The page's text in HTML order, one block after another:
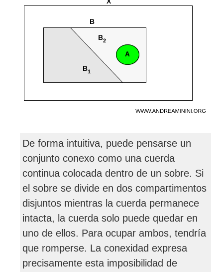
De forma intuitiva, puede pensarse un
conjunto conexo como una cuerda
continua colocada dentro de un sobre. Si
el sobre se divide en dos compartimentos
disjuntos mientras la cuerda permanece
intacta, la cuerda solo puede quedar en
uno de ellos. Para ocupar ambos, tendría
que romperse. La conexidad expresa
precisamente esta imposibilidad de